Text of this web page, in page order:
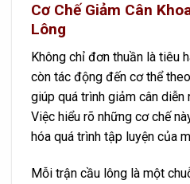
Cơ Chế Giảm Cân
Lông
Không chỉ đơn thuần là tiêu
còn tác động đến cơ thể
giúp quá trình giảm cân diễn
Việc hiểu rõ những cơ chế
hóa quá trình tập luyện của
Mỗi trận cầu lông là một